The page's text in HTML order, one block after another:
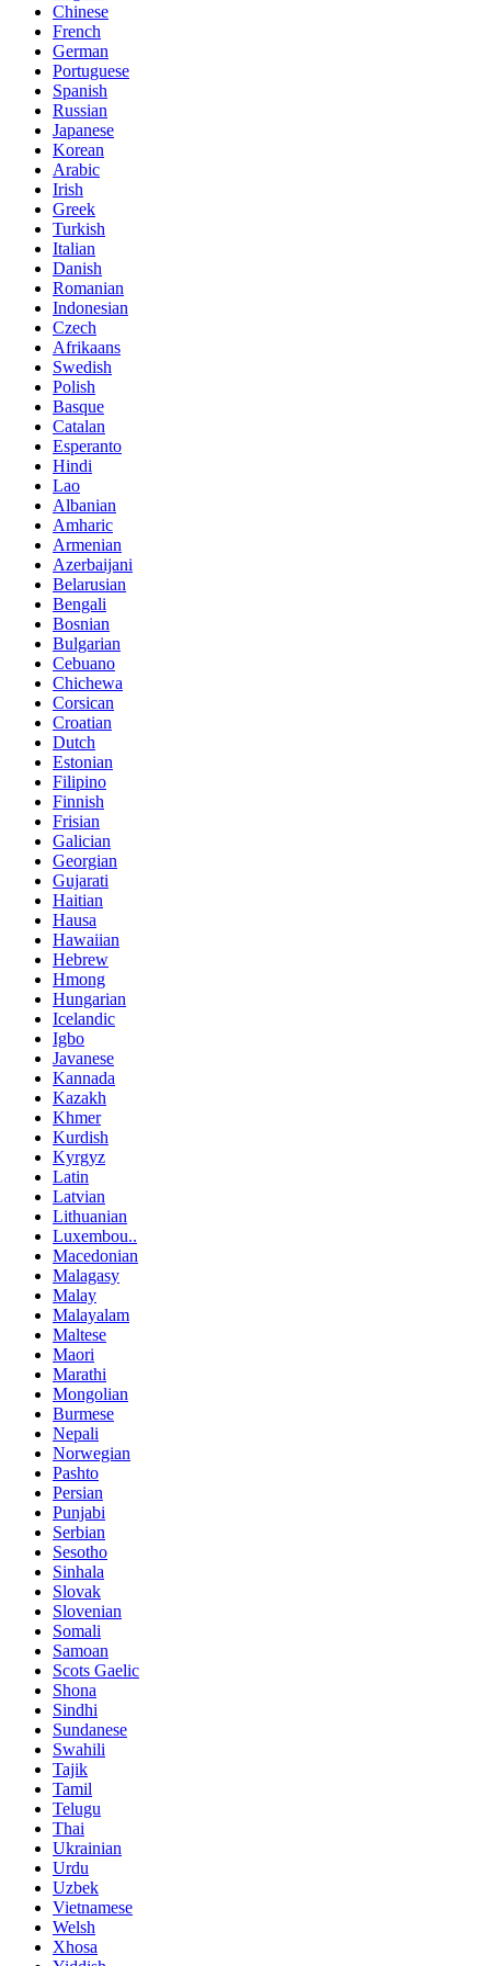
Chinese
French
German
Portuguese
Spanish
Russian
Japanese
Korean
Arabic
Irish
Greek
Turkish
Italian
Danish
Romanian
Indonesian
Czech
Afrikaans
Swedish
Polish
Basque
Catalan
Esperanto
Hindi
Lao
Albanian
Amharic
Armenian
Azerbaijani
Belarusian
Bengali
Bosnian
Bulgarian
Cebuano
Chichewa
Corsican
Croatian
Dutch
Estonian
Filipino
Finnish
Frisian
Galician
Georgian
Gujarati
Haitian
Hausa
Hawaiian
Hebrew
Hmong
Hungarian
Icelandic
Igbo
Javanese
Kannada
Kazakh
Khmer
Kurdish
Kyrgyz
Latin
Latvian
Lithuanian
Luxembou..
Macedonian
Malagasy
Malay
Malayalam
Maltese
Maori
Marathi
Mongolian
Burmese
Nepali
Norwegian
Pashto
Persian
Punjabi
Serbian
Sesotho
Sinhala
Slovak
Slovenian
Somali
Samoan
Scots Gaelic
Shona
Sindhi
Sundanese
Swahili
Tajik
Tamil
Telugu
Thai
Ukrainian
Urdu
Uzbek
Vietnamese
Welsh
Xhosa